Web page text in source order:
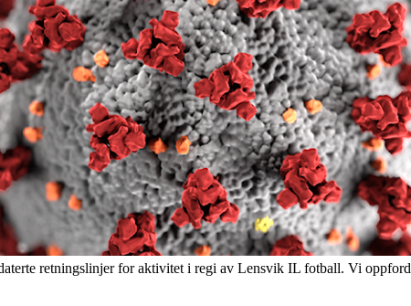
retningslinjer for aktivitet i regi av Lensvik IL fotball. Vi